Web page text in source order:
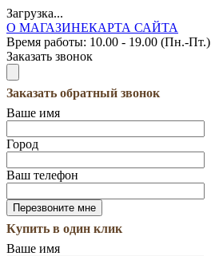
Загрузка...
О МАГАЗИНЕКАРТА САЙТА
Время работы: 10.00 - 19.00 (Пн.-Пт.)
Заказать звонок
Заказать обратный звонок
Ваше имя
Город
Ваш телефон
Купить в один клик
Ваше имя